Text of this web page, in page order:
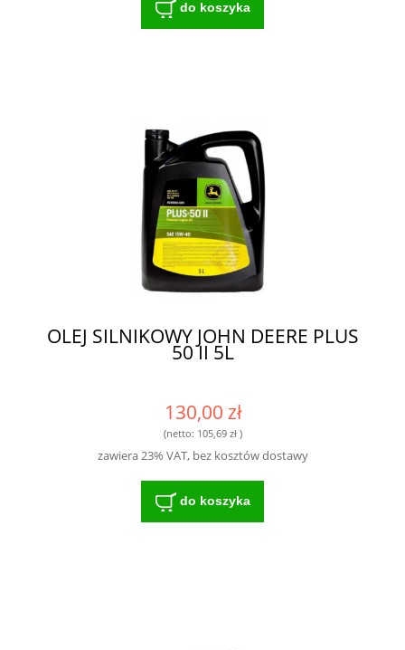
do koszyka
OLEJ SILNIKOWY JOHN DEERE PLUS
50 II 5L
130,00 zł
(netto: 105,69 zł)
zawiera 23% VAT, bez kosztów dostawy
do koszyka